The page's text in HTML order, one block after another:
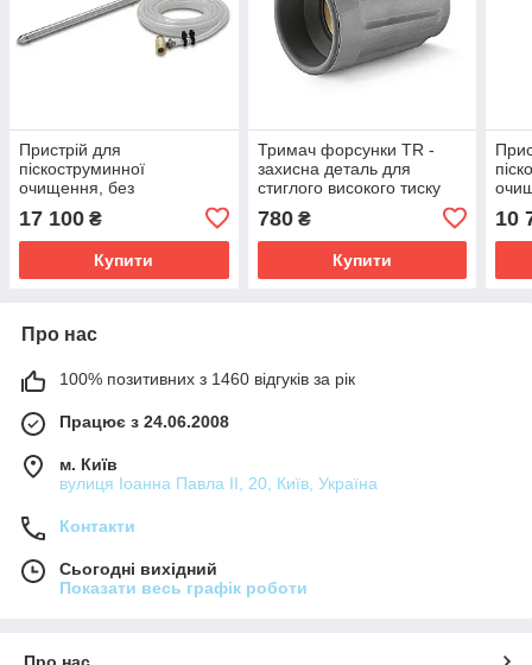
Пристрій для
піскоструминної
очищення, без
17 100 ₴
Купити
Тримач форсунки TR -
захисна деталь для
стиглого високого тиску
HD - HDS Karcher 4.112-
011.0
780₴
Купити
10
Про нас
100% позитивних з 1460 відгуків за рік
Працює з 24.06.2008
м. Київ
вулиця Іоанна Павла ІІ, 20, Київ, Україна
Контакти
Сьогодні вихідний
Показати весь графік роботи